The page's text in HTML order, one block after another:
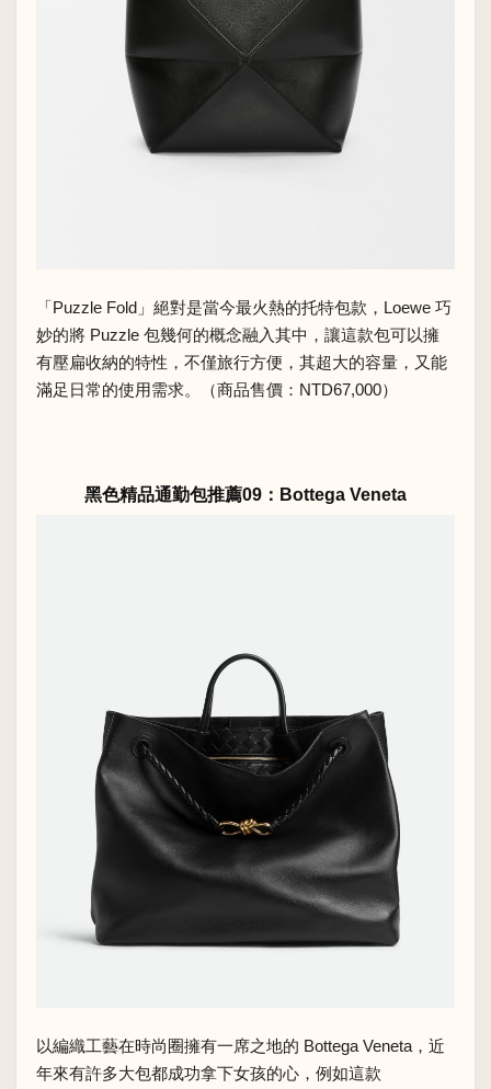
「Puzzle Fold」絕對是當今最火熱的托特包款，Loewe 巧
妙的將 Puzzle 包幾何的概念融入其中，讓這款包可以擁
有壓扁收納的特性，不僅旅行方便，其超大的容量，又能
滿足日常的使用需求。（商品售價：NTD67,000）
黑色精品通勤包推薦09：Bottega Veneta
以編織工藝在時尚圈擁有一席之地的 Bottega Veneta，近
年來有許多大包都成功拿下女孩的心，例如這款